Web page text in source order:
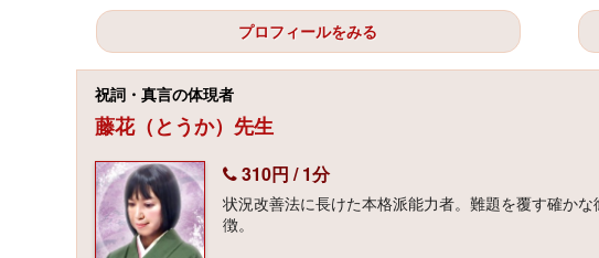
プロフィールをみる
祝詞・真言の体現者
藤花（とうか）先生
310円 / 1分
状況改善法に長けた本格派能力者。難題を覆す確か
徴。